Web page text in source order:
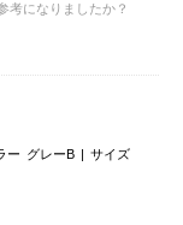
考になりましたか？
ー グレーB
サイズ